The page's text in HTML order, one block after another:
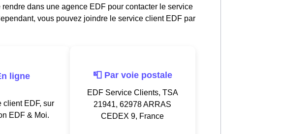
dans une agence EDF pour contacter le service
vous pouvez joindre le service client EDF par
ligne
client EDF, sur
EDF & Moi.
📮 Par voie postale
EDF Service Clients, TSA
21941, 62978 ARRAS
CEDEX 9, France